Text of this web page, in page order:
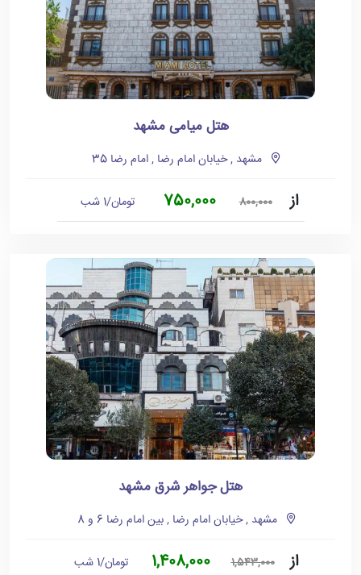
هتل میامی مشهد
مشهد , خیابان امام رضا , امام رضا 35
از 800,000
750,000 تومان/1 شب
هتل جواهر شرق مشهد
مشهد , خیابان امام رضا , بین امام رضا 6 و 8
از 1,543,000
1,408,000 تومان/1 شب